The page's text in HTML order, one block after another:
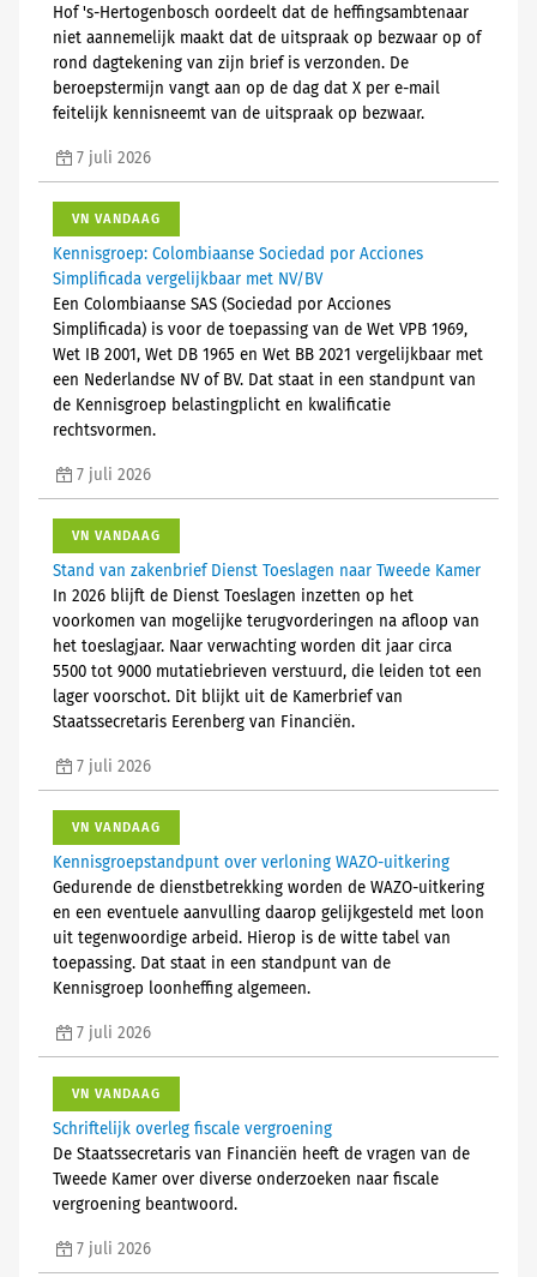
Hof 's-Hertogenbosch oordeelt dat de heffingsambtenaar
niet aannemelijk maakt dat de uitspraak op bezwaar op of
rond dagtekening van zijn brief is verzonden. De
beroepstermijn vangt aan op de dag dat X per e-mail
feitelijk kennisneemt van de uitspraak op bezwaar.
7 juli 2026
VN VANDAAG
Kennisgroep: Colombiaanse Sociedad por Acciones
Simplificada vergelijkbaar met NV/BV
Een Colombiaanse SAS (Sociedad por Acciones
Simplificada) is voor de toepassing van de Wet VPB 1969,
Wet IB 2001, Wet DB 1965 en Wet BB 2021 vergelijkbaar met
een Nederlandse NV of BV. Dat staat in een standpunt van
de Kennisgroep belastingplicht en kwalificatie
rechtsvormen.
7 juli 2026
VN VANDAAG
Stand van zakenbrief Dienst Toeslagen naar Tweede Kamer
In 2026 blijft de Dienst Toeslagen inzetten op het
voorkomen van mogelijke terugvorderingen na afloop van
het toeslagjaar. Naar verwachting worden dit jaar circa
5500 tot 9000 mutatiebrieven verstuurd, die leiden tot een
lager voorschot. Dit blijkt uit de Kamerbrief van
Staatssecretaris Eerenberg van Financiën.
7 juli 2026
VN VANDAAG
Kennisgroepstandpunt over verloning WAZO-uitkering
Gedurende de dienstbetrekking worden de WAZO-uitkering
en een eventuele aanvulling daarop gelijkgesteld met loon
uit tegenwoordige arbeid. Hierop is de witte tabel van
toepassing. Dat staat in een standpunt van de
Kennisgroep loonheffing algemeen.
7 juli 2026
VN VANDAAG
Schriftelijk overleg fiscale vergroening
De Staatssecretaris van Financiën heeft de vragen van de
Tweede Kamer over diverse onderzoeken naar fiscale
vergroening beantwoord.
7 juli 2026